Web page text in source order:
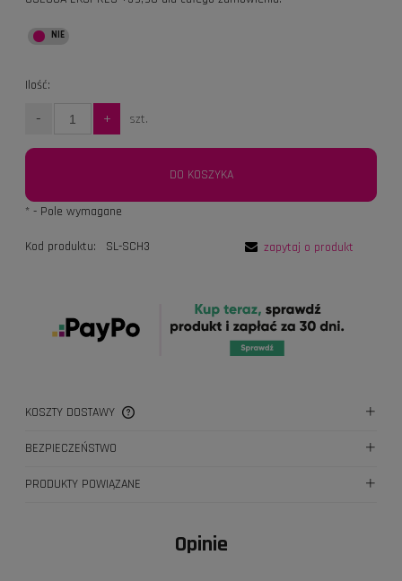
Ilość:
- + szt.
DO KOSZYKA
* - Pole wymagane
Kod produktu: SL-SCH3 zapytaj o produkt
KOSZTY DOSTAWY
BEZPIECZEŃSTWO
PRODUKTY POWIĄZANE
Opinie